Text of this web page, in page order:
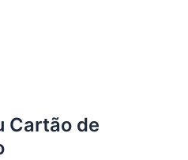
Cartão de